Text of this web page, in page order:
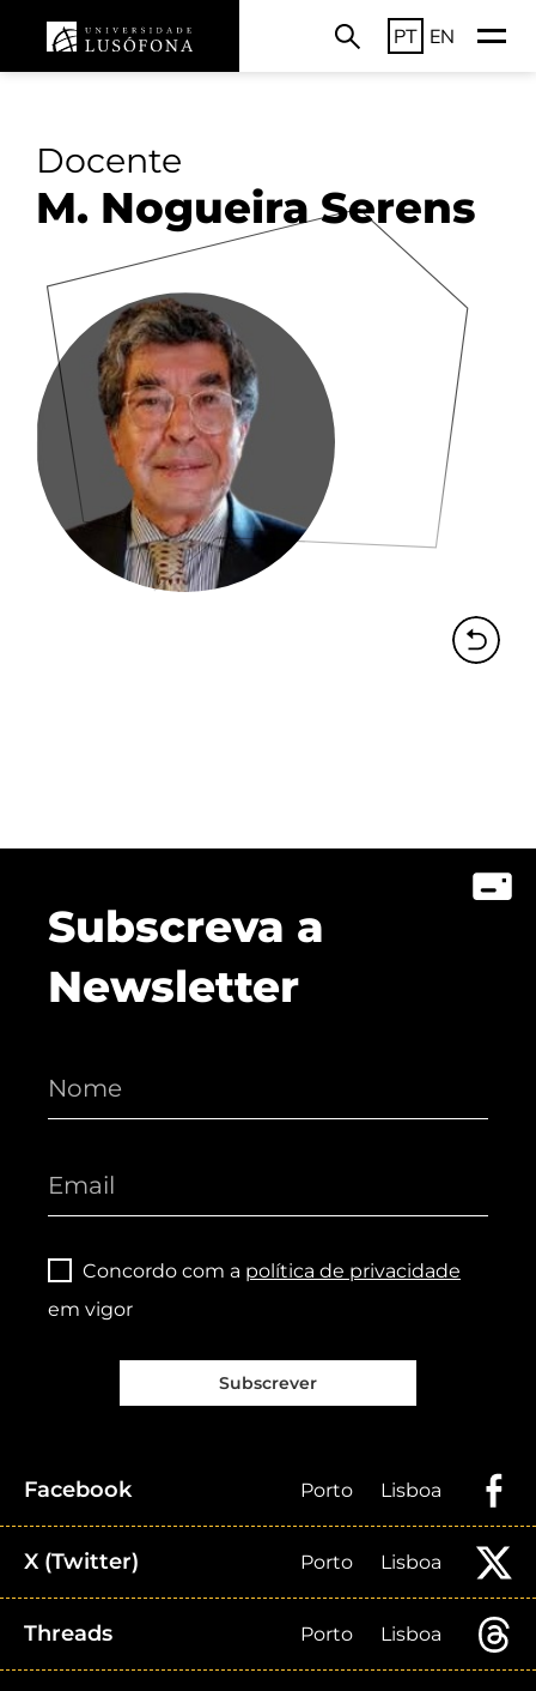
PT EN
Docente
M. Nogueira Serens
Subscreva a
Newsletter
Concordo com a política de privacidade
em vigor
Subscrever
Facebook Porto Lisboa
X (Twitter) Porto Lisboa
Threads Porto Lisboa